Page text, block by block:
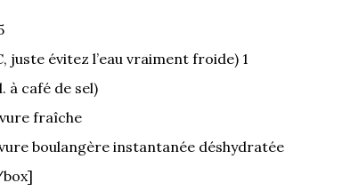
juste évitez l’eau vraiment froide) 1
à café de sel)
fraîche
boulangère instantanée déshydratée